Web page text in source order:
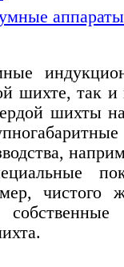
шихте, так
шихты
чистого